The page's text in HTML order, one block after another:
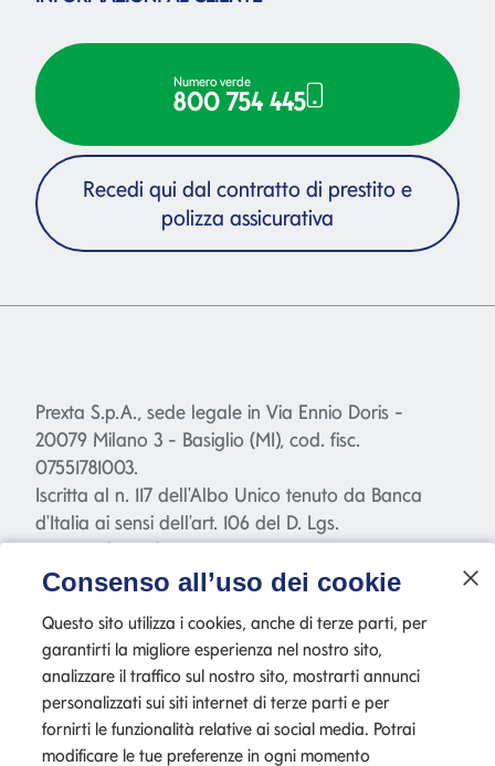
800 754 445
Recedi qui dal contratto di prestito e
polizza assicurativa
20079 Milano 3 - Basiglio (MI), cod. fisc.
07551781003.
Iscritta al n. 117 dell'Albo Unico tenuto da Banca
d'Italia ai sensi dell'art. 106 del D. Lgs.
385/1993("TUB"), capitale sociale Euro 2.040.000,00
interamente versato.
Società appartenente al Gruppo bancario
direzione e coordinamento di Banca Mediolanum
S.p.A.
Consenso all’uso dei cookie
Questo sito utilizza i cookies, anche di terze parti, per
garantirti la migliore esperienza nel nostro sito,
analizzare il traffico sul nostro sito, mostrarti annunci
personalizzati sui siti internet di terze parti e per
fornirti le funzionalità relative ai social media. Potrai
modificare le tue preferenze in ogni momento